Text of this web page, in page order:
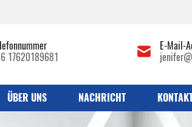
17620189681
E-Mail-
ÜBER UNS NACHRICHT